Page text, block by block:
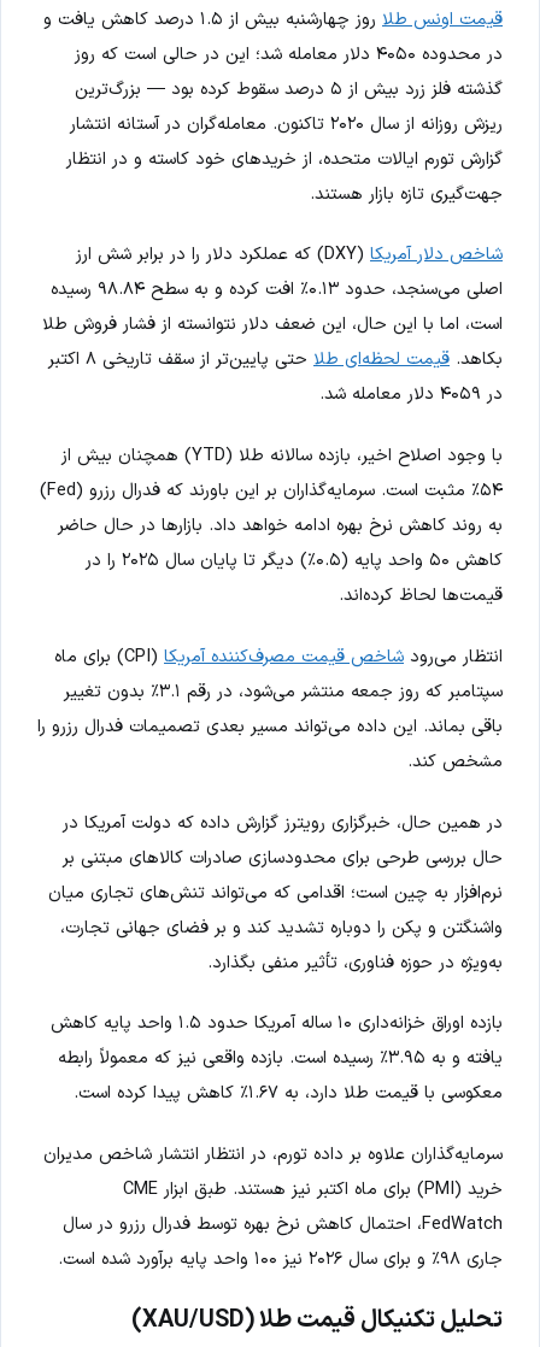
قیمت اونس طلا
روز چهارشنبه بیش از ۱.۵ درصد کاهش یافت و
در محدوده ۴۰۵۰ دلار معامله شد؛ این در حالی است که روز
گذشته فلز زرد بیش از ۵ درصد سقوط کرده بود — بزرگ‌ترین
ریزش روزانه از سال ۲۰۲۰ تاکنون. معامله‌گران در آستانه انتشار
گزارش تورم ایالات متحده، از خریدهای خود کاسته و در انتظار
جهت‌گیری تازه بازار هستند.
شاخص دلار آمریکا
(DXY) که عملکرد دلار را در برابر شش ارز
اصلی می‌سنجد، حدود ۰.۱۳٪ افت کرده و به سطح ۹۸.۸۴ رسیده
است، اما با این حال، این ضعف دلار نتوانسته از فشار فروش طلا
بکاهد. قیمت لحظه‌ای طلا
حتی پایین‌تر از سقف تاریخی ۸ اکتبر
در ۴۰۵۹ دلار معامله شد.
با وجود اصلاح اخیر، بازده سالانه طلا (YTD) همچنان بیش از
۵۴٪ مثبت است. سرمایه‌گذاران بر این باورند که فدرال رزرو (Fed)
به روند کاهش نرخ بهره ادامه خواهد داد. بازارها در حال حاضر
کاهش ۵۰ واحد پایه (۰.۵٪) دیگر تا پایان سال ۲۰۲۵ را در
قیمت‌ها لحاظ کرده‌اند.
انتظار می‌رود شاخص قیمت مصرف‌کننده آمریکا
(CPI) برای ماه
سپتامبر که روز جمعه منتشر می‌شود، در رقم ۳.۱٪ بدون تغییر
باقی بماند. این داده می‌تواند مسیر بعدی تصمیمات فدرال رزرو را
مشخص کند.
در همین حال، خبرگزاری رویترز گزارش داده که دولت آمریکا در
حال بررسی طرحی برای محدودسازی صادرات کالاهای مبتنی بر
نرم‌افزار به چین است؛ اقدامی که می‌تواند تنش‌های تجاری میان
واشنگتن و پکن را دوباره تشدید کند و بر فضای جهانی تجارت،
به‌ویژه در حوزه فناوری، تأثیر منفی بگذارد.
بازده اوراق خزانه‌داری ۱۰ ساله آمریکا حدود ۱.۵ واحد پایه کاهش
یافته و به ۳.۹۵٪ رسیده است. بازده واقعی نیز که معمولاً رابطه
معکوسی با قیمت طلا دارد، به ۱.۶۷٪ کاهش پیدا کرده است.
سرمایه‌گذاران علاوه بر داده تورم، در انتظار انتشار شاخص مدیران
خرید (PMI) برای ماه اکتبر نیز هستند. طبق ابزار CME
FedWatch، احتمال کاهش نرخ بهره توسط فدرال رزرو در سال
جاری ۹۸٪ و برای سال ۲۰۲۶ نیز ۱۰۰ واحد پایه برآورد شده است.
تحلیل تکنیکال قیمت طلا (XAU/USD)